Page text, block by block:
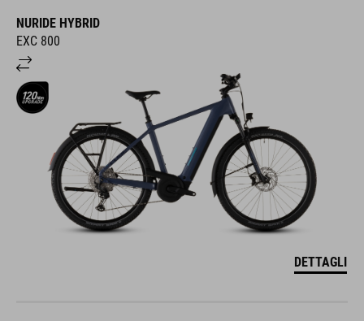
NURIDE HYBRID
EXC 800
DETTAGLI